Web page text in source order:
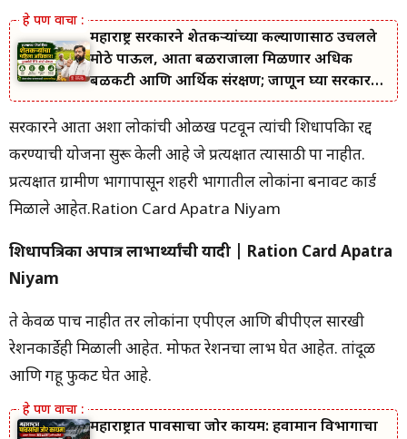
महाराष्ट्र सरकारने शेतकऱ्यांच्या कल्याणासाठी उचलले
मोठे पाऊल, आता बळीराजाला मिळणार अधिक
बळकटी आणि आर्थिक संरक्षण; जाणून घ्या सरकारचा
नवा संकल्प.
सरकारने आता अशा लोकांची ओळख पटवून त्यांची शिधापत्रिका रद्द
करण्याची योजना सुरू केली आहे जे प्रत्यक्षात त्यासाठी पात्र नाहीत.
प्रत्यक्षात ग्रामीण भागापासून शहरी भागातील लोकांना बनावट कार्ड
मिळाले आहेत.Ration Card Apatra Niyam
शिधापत्रिका अपात्र लाभार्थ्यांची यादी | Ration Card Apatra
Niyam
ते केवळ पात्रच नाहीत तर लोकांना एपीएल आणि बीपीएल सारखी
रेशनकार्डेही मिळाली आहेत. मोफत रेशनचा लाभ घेत आहेत. तांदूळ
आणि गहू फुकट घेत आहे.
महाराष्ट्रात पावसाचा जोर कायम: हवामान विभागाचा